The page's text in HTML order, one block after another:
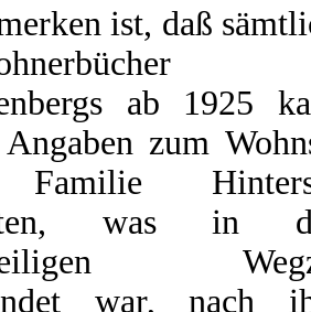
ist, daß
ab 1925
zum
was in
war, nach